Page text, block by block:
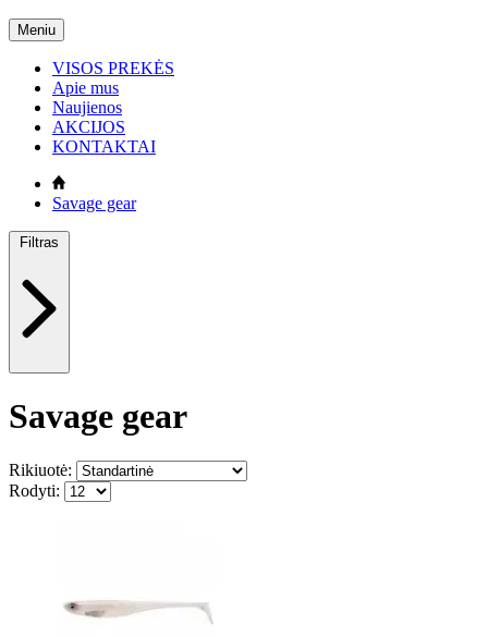
Meniu
VISOS PREKĖS
Apie mus
Naujienos
AKCIJOS
KONTAKTAI
Savage gear
Filtras
Savage gear
Rikiuotė:
Rodyti: